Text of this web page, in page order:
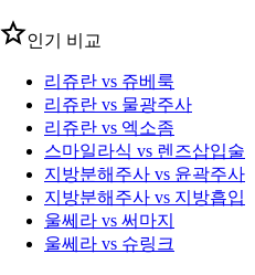
인기 비교
리쥬란 vs 쥬베룩
리쥬란 vs 물광주사
리쥬란 vs 엑소좀
스마일라식 vs 렌즈삽입술
지방분해주사 vs 윤곽주사
지방분해주사 vs 지방흡입
울쎄라 vs 써마지
울쎄라 vs 슈링크